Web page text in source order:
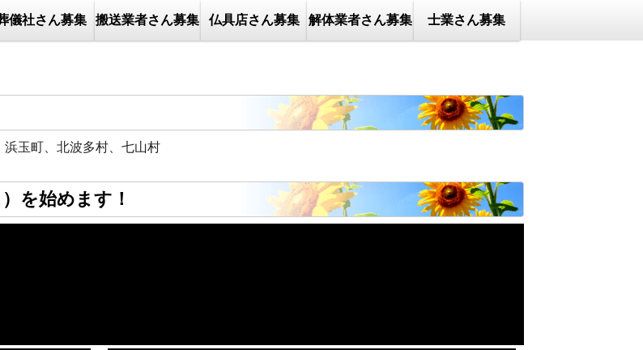
儀社さん募集 搬送業者さん募集 仏具店さん募集 解体業者さん募集 士業さん募集
玉町、北波多村、七山村
を始めます！